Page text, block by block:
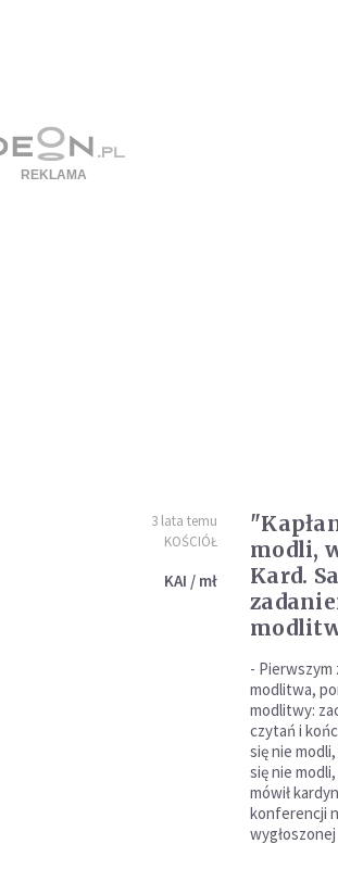
3 lata temu
KOŚCIÓŁ
KAI / mł
modli,
Kard.
- Pierwszym
modlitwa,
modlitwy:
czytań i
się nie
się nie
mówił
konferencji